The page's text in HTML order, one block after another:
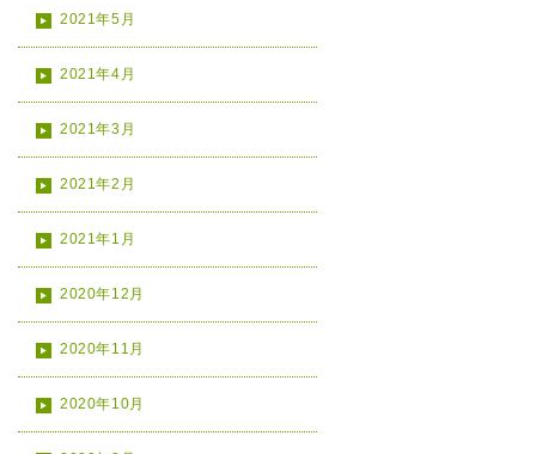
2021年5月
2021年4月
2021年3月
2021年2月
2021年1月
2020年12月
2020年11月
2020年10月